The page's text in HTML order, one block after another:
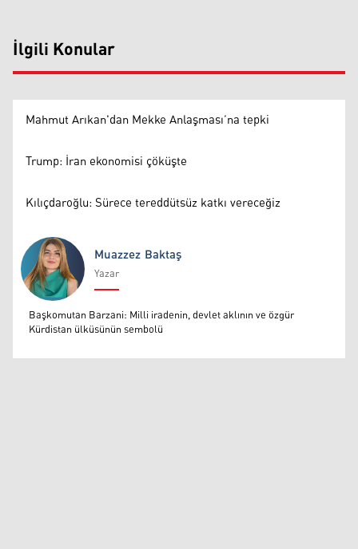
İlgili Konular
Mahmut Arıkan'dan Mekke Anlaşması’na tepki
Trump: İran ekonomisi çöküşte
Kılıçdaroğlu: Sürece tereddütsüz katkı vereceğiz
Muazzez Baktaş
Muazzez Baktaş
Yazar
Başkomutan Barzani: Milli iradenin, devlet aklının ve özgür
Kürdistan ülküsünün sembolü